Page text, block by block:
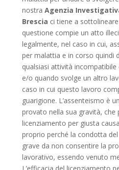
nostra Agenzia
Brescia ci tiene a
questione compie un atto
legalmente, nel caso in cui,
per malattia e in corso quindi
qualsiasi attività
e/o quando svolge un altro
caso in cui questo lavoro
guarigione. L’assenteismo è
provato nella sua gravità,
licenziamento per giusta
proprio perché la condotta
grave da non consentire la
lavorativo, essendo venuto